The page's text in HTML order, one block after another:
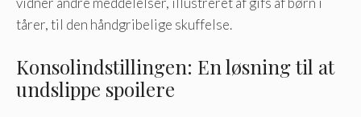
tårer, til den håndgribelige skuffelse.
Konsolindstillingen: En løsning til at
undslippe spoilere